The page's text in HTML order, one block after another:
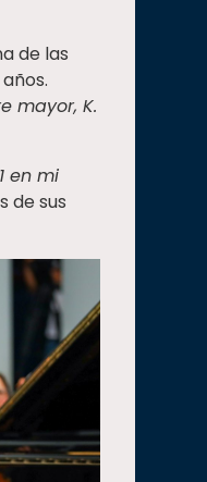
de las
mayor, K.
en mi
de sus